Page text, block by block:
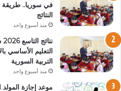
في سوريا.. طريقة
النتائج
منذ أسبوع واحد
التعليم الأساسي
التربية السورية
منذ أسبوع واحد